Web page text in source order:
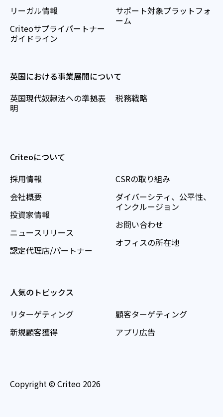
リーガル情報
Criteoサプライパートナー
ガイドライン
サポート対象プラットフォ
ーム
英国における事業展開について
英国現代奴隷法への準拠表
明
税務戦略
Criteoについて
採用情報
会社概要
投資家情報
ニュースリリース
認定代理店/パートナー
CSRの取り組み
ダイバーシティ、公平性、
インクルージョン
お問い合わせ
オフィスの所在地
人気のトピックス
リターゲティング
新規顧客獲得
顧客ターゲティング
アプリ広告
Copyright © Criteo 2026